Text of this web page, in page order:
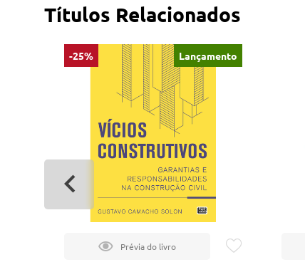
Títulos Relacionados
-25% Lançamento